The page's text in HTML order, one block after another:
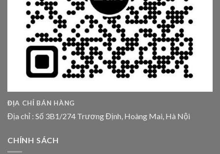
ĐỊA CHỈ BÁN HÀNG
Địa chỉ : Số 3B1/274 Trương Định, Hoàng Mai, Hà Nội
CHÍNH SÁCH